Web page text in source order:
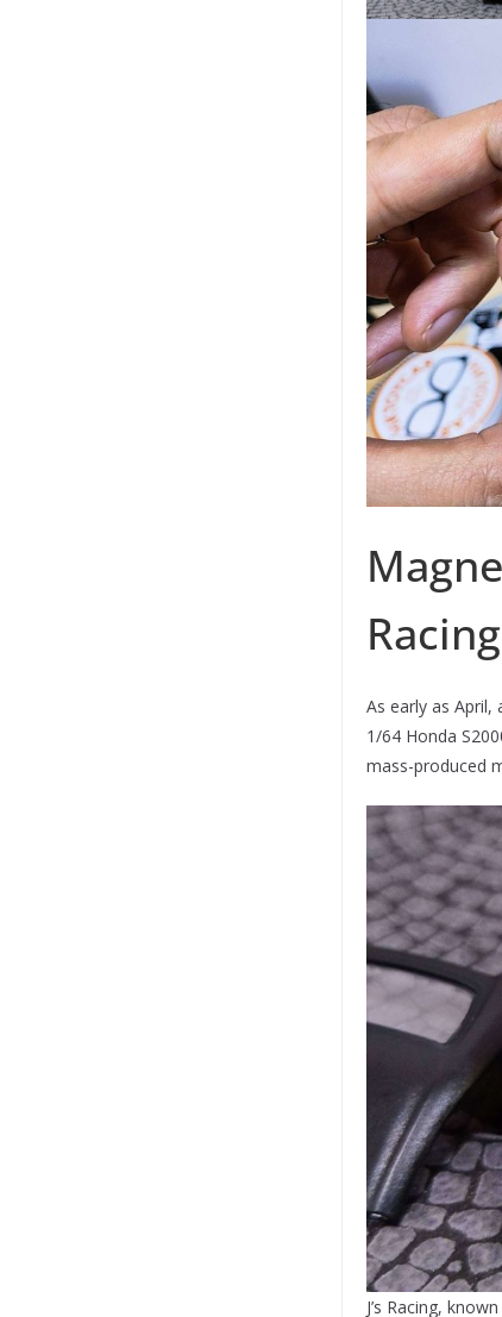
Racing
As early as
1/64 Honda
mass-produced
J’s Racing,